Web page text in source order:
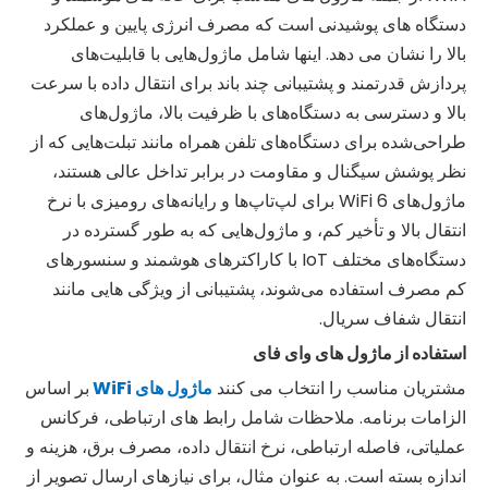
دستگاه های پوشیدنی است که مصرف انرژی پایین و عملکرد
بالا را نشان می دهد. اینها شامل ماژول‌هایی با قابلیت‌های
پردازش قدرتمند و پشتیبانی چند باند برای انتقال داده با سرعت
بالا و دسترسی به دستگاه‌های با ظرفیت بالا، ماژول‌های
طراحی‌شده برای دستگاه‌های تلفن همراه مانند تبلت‌هایی که از
نظر پوشش سیگنال و مقاومت در برابر تداخل عالی هستند،
ماژول‌های WiFi 6 برای لپ‌تاپ‌ها و رایانه‌های رومیزی با نرخ
انتقال بالا و تأخیر کم، و ماژول‌هایی که به طور گسترده در
دستگاه‌های مختلف IoT با کاراکترهای هوشمند و سنسورهای
کم مصرف استفاده می‌شوند، پشتیبانی از ویژگی هایی مانند
انتقال شفاف سریال.
استفاده از ماژول های وای فای
مشتریان مناسب را انتخاب می کنند ماژول های WiFi
بر اساس
الزامات برنامه. ملاحظات شامل رابط های ارتباطی، فرکانس
عملیاتی، فاصله ارتباطی، نرخ انتقال داده، مصرف برق، هزینه و
اندازه بسته است. به عنوان مثال، برای نیازهای ارسال تصویر از